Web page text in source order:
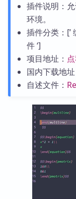
插件说明：
环境。
插件分类：[’
件 ‘]
项目地址：
国内下载地址
自述文件：